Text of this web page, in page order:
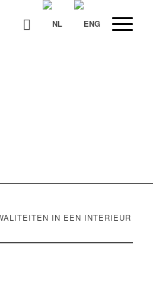
IN EEN INTERIEUR